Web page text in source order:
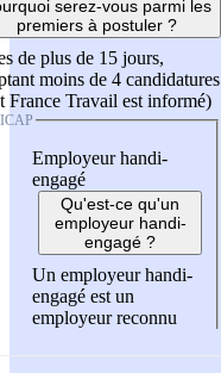
serez-vous parmi les
premiers à postuler ?
de plus de 15 jours,
moins de 4 candidatures
France Travail est informé)
Employeur handi-
engagé
Qu'est-ce qu'un
employeur handi-
engagé ?
Un employeur handi-
engagé est un
employeur reconnu